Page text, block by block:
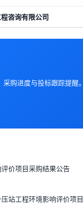
咨询有限公司
购进度与投标跟踪提醒。
价项目采购结果公告
站工程环境影响评价项目